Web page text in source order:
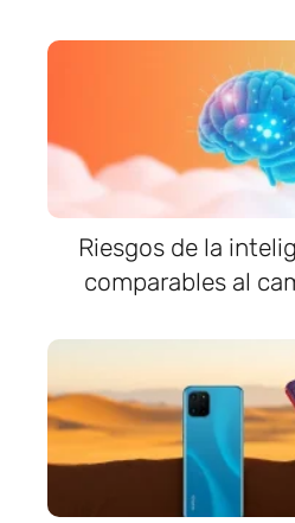
Riesgos de la
comparables al